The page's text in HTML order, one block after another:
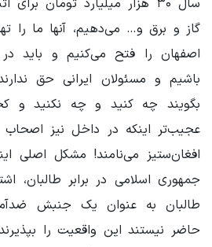
گاز و برق و… می‌دهیم، آنها ما را
اصفهان را فتح می‌کنیم و باید
باشیم و مسئولان ایرانی حق
بگویند چه کنید و چه نکنید و
عجیب‌تر اینکه در داخل نیز اصحاب
افغان‌ستیز می‌نامند! مشکل اصلی
جمهوری اسلامی در برابر طالبان،
طالبان به عنوان یک جنبش
حاضر نیستند این واقعیت را